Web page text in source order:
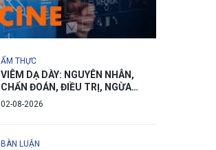
ẨM THỰC
VIÊM DẠ DÀY: NGUYÊN NHÂN,
CHẨN ĐOÁN, ĐIỀU TRỊ, NGỪA
PHÒNG
02-08-2026
BÀN LUẬN